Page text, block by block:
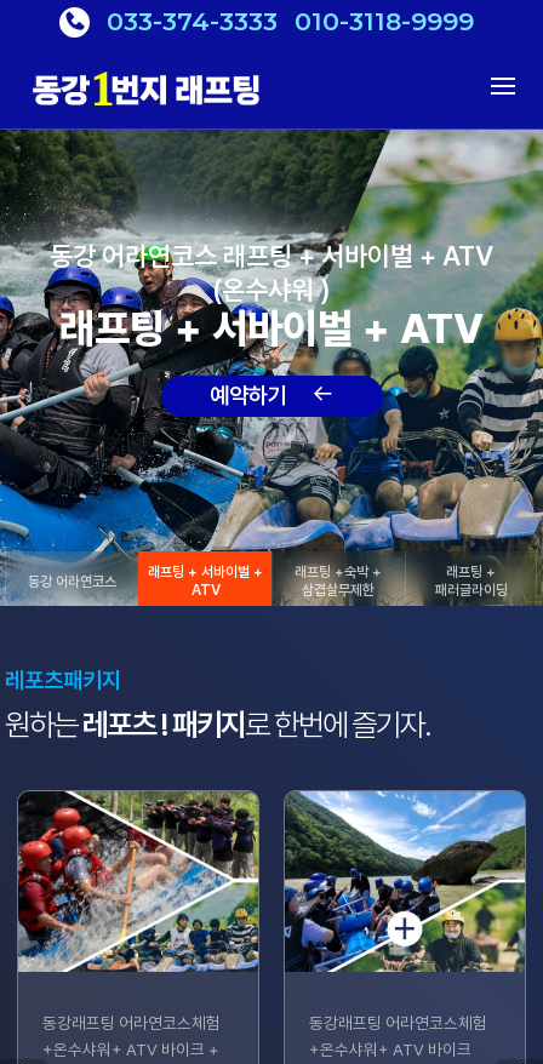
033-374-3333 010-3118-9999
동강 어라연코스 래프팅 + 서바이벌 + ATV
(온수샤워 )
래프팅 + 서바이벌 + ATV
예약하기
동강 어라연코스
래프팅 + 서바이벌 +
ATV
래프팅 +숙박 +
삼겹살무제한
래프팅 +
패러글라이딩
레포츠패키지
원하는레포츠 !패키지 로 한번에 즐기자.
동강래프팅 어라연코스체험
+온수샤워+ ATV 바이크 +
동강래프팅 어라연코스체험
+온수샤워+ ATV 바이크